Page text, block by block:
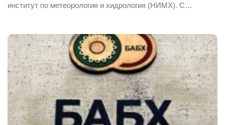
институт по метеорология и хидрология (НИМХ). С…